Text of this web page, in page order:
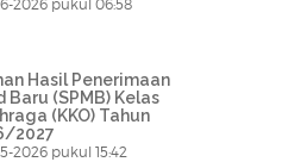
2026 pukul 06:58
Hasil Penerimaan
Baru (SPMB) Kelas
(KKO) Tahun
2027
2026 pukul 15:42